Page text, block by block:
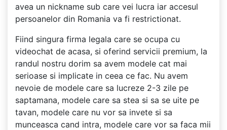
avea un nickname sub care vei lucra iar accesul
persoanelor din Romania va fi restrictionat.
Fiind singura firma legala care se ocupa cu
videochat de acasa, si oferind servicii premium, la
randul nostru dorim sa avem modele cat mai
serioase si implicate in ceea ce fac. Nu avem
nevoie de modele care sa lucreze 2-3 zile pe
saptamana, modele care sa stea si sa se uite pe
tavan, modele care nu vor sa invete si sa
munceasca cand intra, modele care vor sa faca mii